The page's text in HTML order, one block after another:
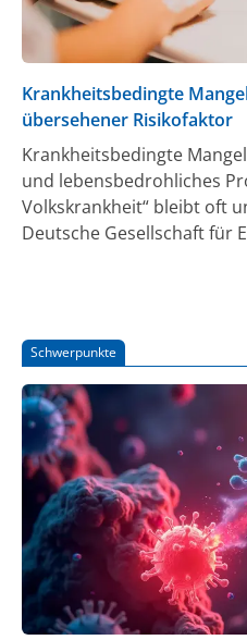
Krankheitsbedingte
übersehener Risikofaktor
Krankheitsbedingte
und lebensbedrohliches
Volkskrankheit“ bleibt oft
Deutsche Gesellschaft für
Ernährungstherapie
Schwerpunkte